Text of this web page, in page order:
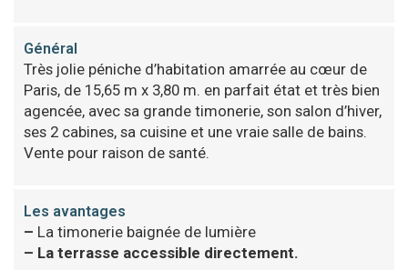
Général
Très jolie péniche d’habitation amarrée au cœur de
Paris, de 15,65 m x 3,80 m. en parfait état et très bien
agencée, avec sa grande timonerie, son salon d’hiver,
ses 2 cabines, sa cuisine et une vraie salle de bains.
Vente pour raison de santé.
Les avantages
– La timonerie baignée de lumière
– La terrasse accessible directement.